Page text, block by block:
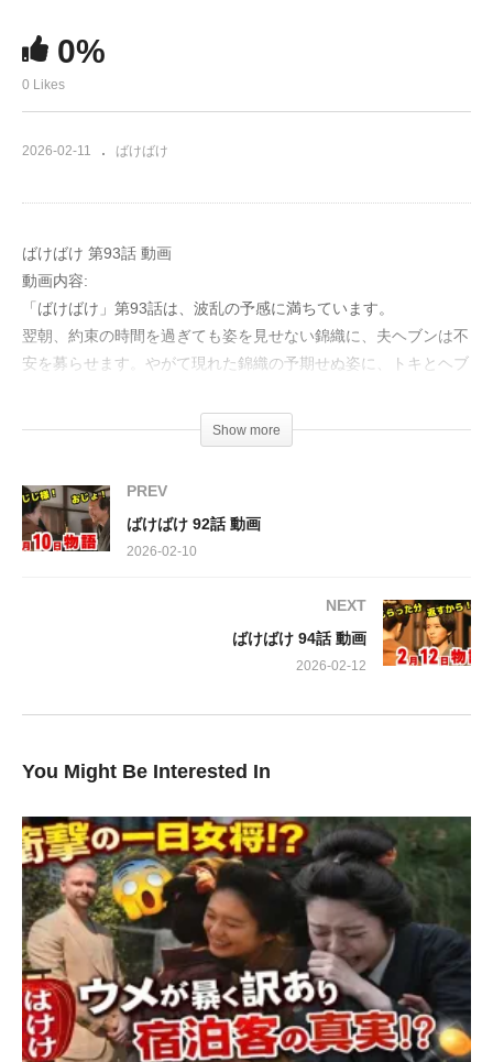
0%
0 Likes
2026-02-11 ばけばけ
ばけばけ 第93話 動画
動画内容:
「ばけばけ」第93話は、波乱の予感に満ちています。
翌朝、約束の時間を過ぎても姿を見せない錦織に、夫ヘブンは不
安を募らせます。やがて現れた錦織の予期せぬ姿に、トキとヘブ
その頃、タエ、勘右衛門、そして板垣李光人演じる三之丞は、ヘ
キへと焦点を移していきます。
松野トキには高石あかり、夫ヘブンにはトミー・バストウ。さら
とうほなみ、佐野史郎、北川景子といった豪華俳優陣が、物語を
ラマ。この見逃せないエピソードを、ぜひご覧ください。
出演:
世，池脇千鶴，池谷のぶえ，岡部たかし，さとうほなみ，円井わ
ん，杉田雷麟，下川恭平，梅林亮太，【音楽】牛尾憲輔
Show more
PREV
ばけばけ 92話 動画
2026-02-10
NEXT
ばけばけ 94話 動画
2026-02-12
You Might Be Interested In